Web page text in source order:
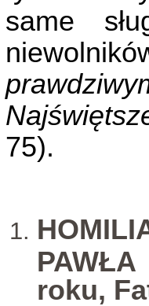
same
75).
roku,